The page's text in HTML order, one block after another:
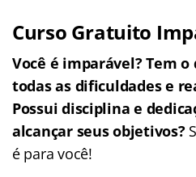
Curso Gratuito
Você é imparável? Tem o
todas as dificuldades e
Possui disciplina e
alcançar seus objetivos?
é para você!